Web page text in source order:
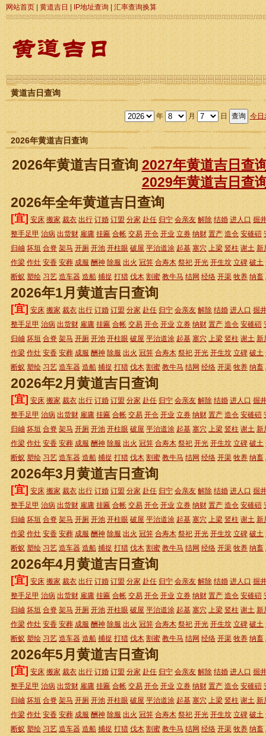
网站首页|黄道吉日| IP地址查询 |汇率查询换算
黄道吉日查询
年 月 日 今日
2026年黄道吉日查询
2026年黄道吉日查询 2027年黄道吉日查
2029年黄道吉日查
2026年全年黄道吉日查询
[宜] 安床 搬家 裁衣 出行 订婚 订盟 分家 赴任 归宁 会亲友 解除 结婚 进人口 掘
整手足甲 治病 出货财 雇庸 挂匾 合帐 交易 开仓 开业 立券 纳财 置产 造仓 安碓磑
归岫 坏垣 合脊 架马 开厕 开池 开柱眼 破屋 平治道涂 起基 塞穴 上梁 竖柱 谢土 新
作梁 作灶 安香 安葬 成服 酬神 除服 出火 冠笄 合寿木 祭祀 开光 开生坟 立碑 破土
断蚁 塑绘 习艺 造车器 造船 捕捉 打猎 伐木 割蜜 教牛马 结网 经络 开渠 牧养 纳畜
2026年1月黄道吉日查询
[宜] 安床 搬家 裁衣 出行 订婚 订盟 分家 赴任 归宁 会亲友 解除 结婚 进人口 掘
整手足甲 治病 出货财 雇庸 挂匾 合帐 交易 开仓 开业 立券 纳财 置产 造仓 安碓磑
归岫 坏垣 合脊 架马 开厕 开池 开柱眼 破屋 平治道涂 起基 塞穴 上梁 竖柱 谢土 新
作梁 作灶 安香 安葬 成服 酬神 除服 出火 冠笄 合寿木 祭祀 开光 开生坟 立碑 破土
断蚁 塑绘 习艺 造车器 造船 捕捉 打猎 伐木 割蜜 教牛马 结网 经络 开渠 牧养 纳畜
2026年2月黄道吉日查询
[宜] 安床 搬家 裁衣 出行 订婚 订盟 分家 赴任 归宁 会亲友 解除 结婚 进人口 掘
整手足甲 治病 出货财 雇庸 挂匾 合帐 交易 开仓 开业 立券 纳财 置产 造仓 安碓磑
归岫 坏垣 合脊 架马 开厕 开池 开柱眼 破屋 平治道涂 起基 塞穴 上梁 竖柱 谢土 新
作梁 作灶 安香 安葬 成服 酬神 除服 出火 冠笄 合寿木 祭祀 开光 开生坟 立碑 破土
断蚁 塑绘 习艺 造车器 造船 捕捉 打猎 伐木 割蜜 教牛马 结网 经络 开渠 牧养 纳畜
2026年3月黄道吉日查询
[宜] 安床 搬家 裁衣 出行 订婚 订盟 分家 赴任 归宁 会亲友 解除 结婚 进人口 掘
整手足甲 治病 出货财 雇庸 挂匾 合帐 交易 开仓 开业 立券 纳财 置产 造仓 安碓磑
归岫 坏垣 合脊 架马 开厕 开池 开柱眼 破屋 平治道涂 起基 塞穴 上梁 竖柱 谢土 新
作梁 作灶 安香 安葬 成服 酬神 除服 出火 冠笄 合寿木 祭祀 开光 开生坟 立碑 破土
断蚁 塑绘 习艺 造车器 造船 捕捉 打猎 伐木 割蜜 教牛马 结网 经络 开渠 牧养 纳畜
2026年4月黄道吉日查询
[宜] 安床 搬家 裁衣 出行 订婚 订盟 分家 赴任 归宁 会亲友 解除 结婚 进人口 掘
整手足甲 治病 出货财 雇庸 挂匾 合帐 交易 开仓 开业 立券 纳财 置产 造仓 安碓磑
归岫 坏垣 合脊 架马 开厕 开池 开柱眼 破屋 平治道涂 起基 塞穴 上梁 竖柱 谢土 新
作梁 作灶 安香 安葬 成服 酬神 除服 出火 冠笄 合寿木 祭祀 开光 开生坟 立碑 破土
断蚁 塑绘 习艺 造车器 造船 捕捉 打猎 伐木 割蜜 教牛马 结网 经络 开渠 牧养 纳畜
2026年5月黄道吉日查询
[宜] 安床 搬家 裁衣 出行 订婚 订盟 分家 赴任 归宁 会亲友 解除 结婚 进人口 掘
整手足甲 治病 出货财 雇庸 挂匾 合帐 交易 开仓 开业 立券 纳财 置产 造仓 安碓磑
归岫 坏垣 合脊 架马 开厕 开池 开柱眼 破屋 平治道涂 起基 塞穴 上梁 竖柱 谢土 新
作梁 作灶 安香 安葬 成服 酬神 除服 出火 冠笄 合寿木 祭祀 开光 开生坟 立碑 破土
断蚁 塑绘 习艺 造车器 造船 捕捉 打猎 伐木 割蜜 教牛马 结网 经络 开渠 牧养 纳畜